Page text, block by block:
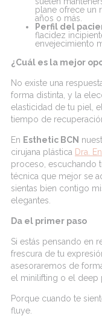
plane ofrece un
años o más.
Perfil del
flacidez
envejecimiento
¿Cuál es la mejor
No existe una
forma distinta, y la
elasticidad de tu piel,
tiempo de
En Esthetic BCN
cirujana plástica Dra.
proceso, escuchando
técnica que mejor se
sientas bien contigo
elegantes.
Da el primer paso
Si estás pensando en
frescura de tu
asesoraremos de
el minilifting o el deep
Porque cuando te
fluye.